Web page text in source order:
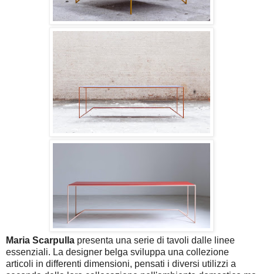
Maria Scarpulla presenta una serie di tavoli dalle linee
essenziali. La designer belga sviluppa una collezione
articoli in differenti dimensioni, pensati i diversi utilizzi a